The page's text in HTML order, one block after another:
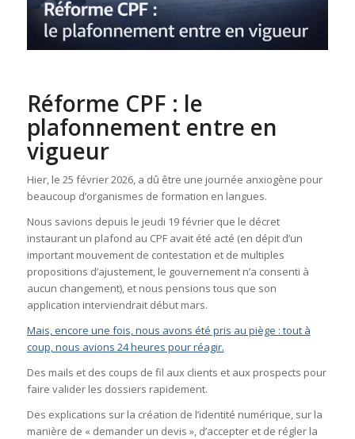
Réforme CPF : le
plafonnement entre en
vigueur
Hier, le 25 février 2026, a dû être une journée anxiogène pour
beaucoup d’organismes de formation en langues.
Nous savions depuis le jeudi 19 février que le décret
instaurant un plafond au CPF avait été acté (en dépit d’un
important mouvement de contestation et de multiples
propositions d’ajustement, le gouvernement n’a consenti à
aucun changement), et nous pensions tous que son
application interviendrait début mars.
Mais, encore une fois, nous avons été pris au piège : tout à
coup, nous avions 24 heures pour réagir.
Des mails et des coups de fil aux clients et aux prospects pour
faire valider les dossiers rapidement.
Des explications sur la création de l’identité numérique, sur la
manière de « demander un devis », d’accepter et de régler la